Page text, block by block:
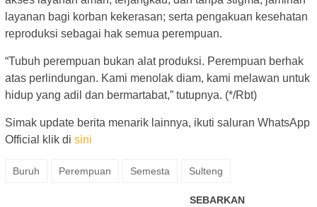
layanan bagi korban kekerasan; serta pengakuan kesehatan
reproduksi sebagai hak semua perempuan.
“Tubuh perempuan bukan alat produksi. Perempuan berhak
atas perlindungan. Kami menolak diam, kami melawan untuk
hidup yang adil dan bermartabat,” tutupnya. (*/Rbt)
Simak update berita menarik lainnya, ikuti saluran WhatsApp
Official klik di sini
Buruh Perempuan Semesta Sulteng
SEBARKAN